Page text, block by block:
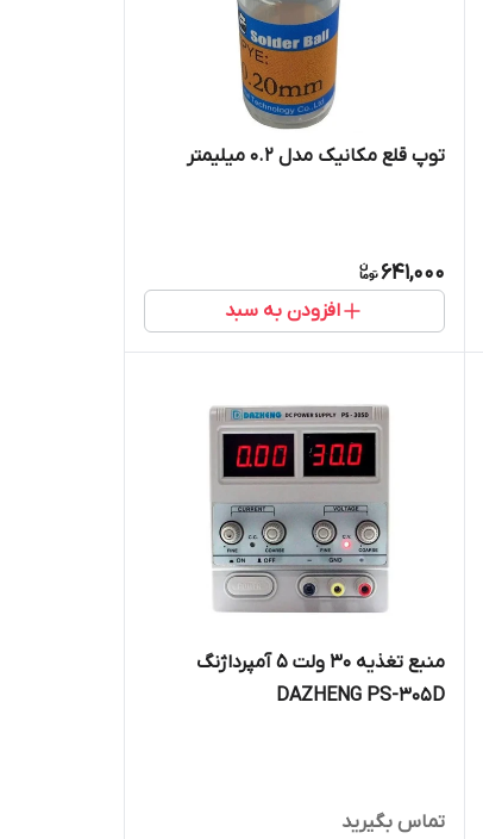
توپ قلع مکانیک مدل 0.2 میلیمتر
641,000
افزودن به سبد
منبع تغذیه 30 ولت 5 آمپرداژنگ
DAZHENG PS-305D
تماس بگیرید